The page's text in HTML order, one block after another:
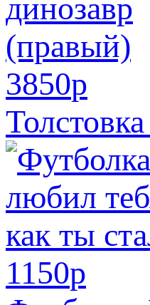
3850p
1150p